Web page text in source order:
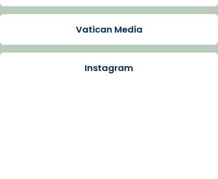
Imatge: Generada amb IA (OpenAI)
Arquebisbat de Barcelona
Vatican Media
Instagram